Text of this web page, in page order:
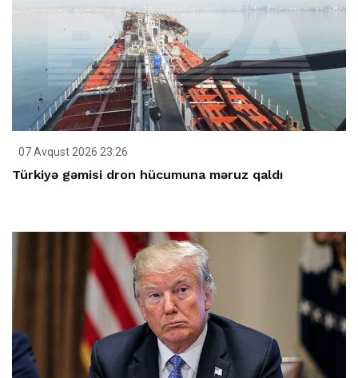
07 Avqust 2026 23:26
Türkiyə gəmisi dron hücumuna məruz qaldı